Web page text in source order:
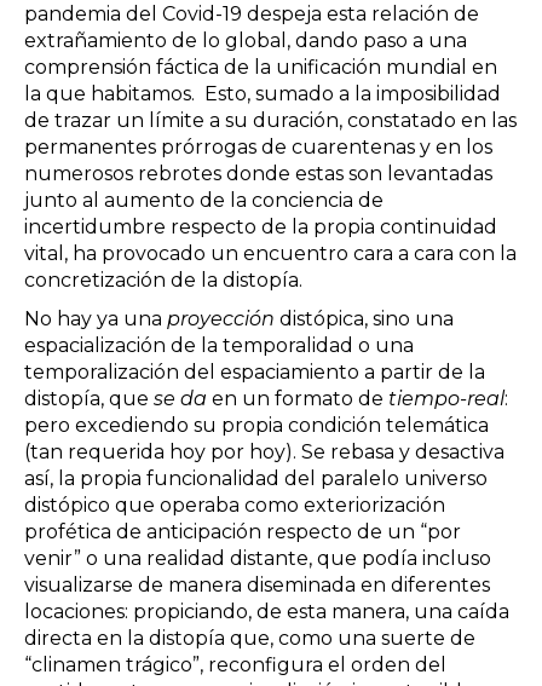
pandemia del Covid-19 despeja esta relación de
extrañamiento de lo global, dando paso a una
comprensión fáctica de la unificación mundial en
la que habitamos. Esto, sumado a la imposibilidad
de trazar un límite a su duración, constatado en las
permanentes prórrogas de cuarentenas y en los
numerosos rebrotes donde estas son levantadas
junto al aumento de la conciencia de
incertidumbre respecto de la propia continuidad
vital, ha provocado un encuentro cara a cara con la
concretización de la distopía.
No hay ya una proyección distópica, sino una
espacialización de la temporalidad o una
temporalización del espaciamiento a partir de la
distopía, que se da en un formato de tiempo-real:
pero excediendo su propia condición telemática
(tan requerida hoy por hoy). Se rebasa y desactiva
así, la propia funcionalidad del paralelo universo
distópico que operaba como exteriorización
profética de anticipación respecto de un “por
venir” o una realidad distante, que podía incluso
visualizarse de manera diseminada en diferentes
locaciones: propiciando, de esta manera, una caída
directa en la distopía que, como una suerte de
“clinamen trágico”, reconfigura el orden del